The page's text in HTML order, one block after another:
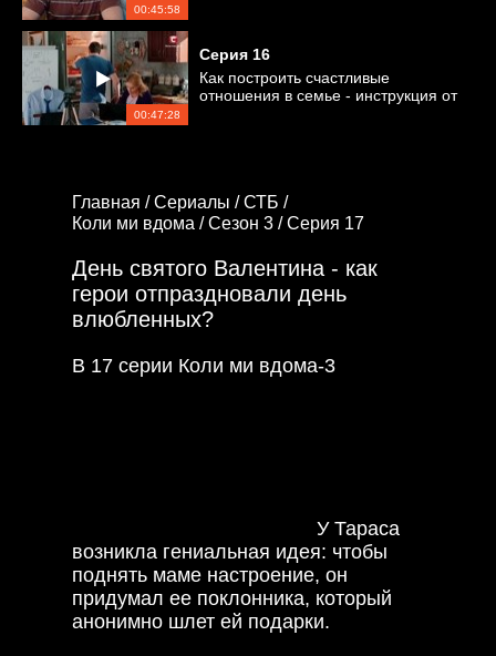
00:45:58
00:47:28
Серия 16
Как построить счастливые
отношения в семье - инструкция от
Главная /Сериалы /СТБ /
Коли ми вдома /Сезон 3 /Серия 17
День святого Валентина - как
герои отпраздновали день
влюбленных?
В 17 серии Коли ми вдома-3
У Тараса
возникла гениальная идея: чтобы
поднять маме настроение, он
придумал ее поклонника, который
анонимно шлет ей подарки.